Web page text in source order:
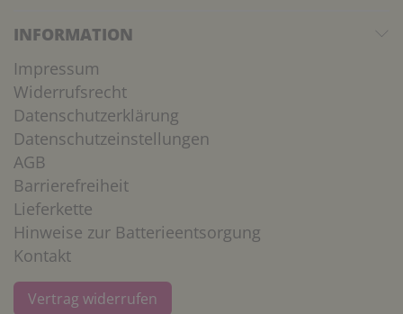
INFORMATION
Impressum
Widerrufsrecht
Datenschutzerklärung
Datenschutzeinstellungen
AGB
Barrierefreiheit
Lieferkette
Hinweise zur Batterieentsorgung
Kontakt
Vertrag widerrufen